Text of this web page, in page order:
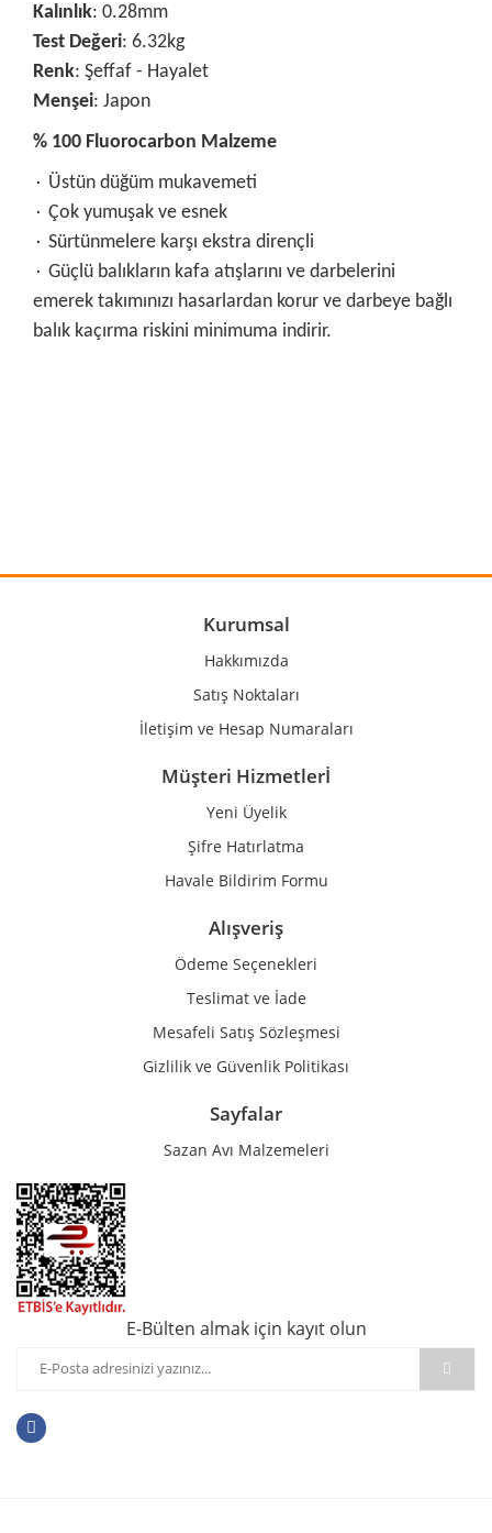
Kalınlık: 0.28mm
Test Değeri: 6.32kg
Renk: Şeffaf - Hayalet
Menşei: Japon
% 100 Fluorocarbon Malzeme
۰ Üstün düğüm mukavemeti
۰ Çok yumuşak ve esnek
۰ Sürtünmelere karşı ekstra dirençli
۰ Güçlü balıkların kafa atışlarını ve darbelerini
emerek takımınızı hasarlardan korur ve darbeye bağlı
balık kaçırma riskini minimuma indirir.
Ürün açıklamasında eksik bilgiler bulunuyor.
Ürün bilgilerinde hatalar bulunuyor.
Gönder
Kurumsal
Hakkımızda
Satış Noktaları
İletişim ve Hesap Numaraları
Müşteri Hizmetlerİ
Yeni Üyelik
Şifre Hatırlatma
Havale Bildirim Formu
Alışveriş
Ödeme Seçenekleri
Teslimat ve İade
Mesafeli Satış Sözleşmesi
Gizlilik ve Güvenlik Politikası
Sayfalar
Sazan Avı Malzemeleri
E-Bülten almak için kayıt olun